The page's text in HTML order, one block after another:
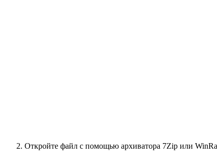
Откройте файл с помощью архиватора 7Zip или